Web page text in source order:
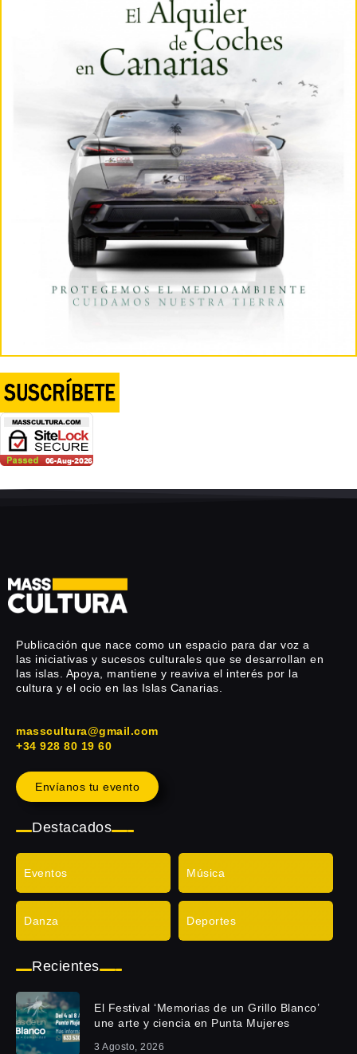
Publicación que nace como un espacio para dar voz a
las iniciativas y sucesos culturales que se desarrollan en
las islas. Apoya, mantiene y reaviva el interés por la
cultura y el ocio en las Islas Canarias.
masscultura@gmail.com
+34 928 80 19 60
Envíanos tu evento
Destacados
Eventos Música
Danza Deportes
Recientes
El Festival ‘Memorias de un Grillo Blanco’
une arte y ciencia en Punta Mujeres
3 Agosto, 2026